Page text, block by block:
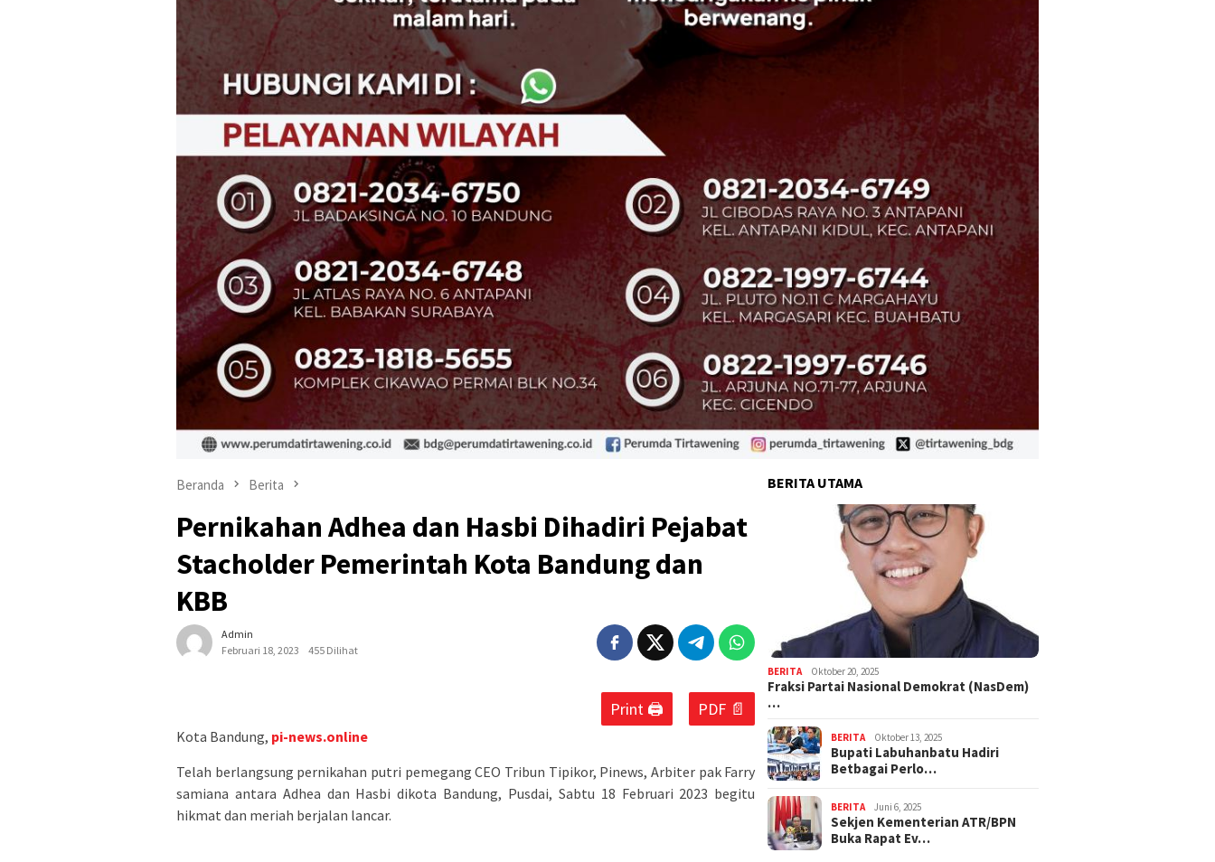
Beranda Berita
Pernikahan Adhea dan Hasbi Dihadiri Pejabat
Stacholder Pemerintah Kota Bandung dan
KBB
Admin
Februari 18, 2023
455 Dilihat
Print 🖨 PDF 📄
Kota Bandung, pi-news.online
Telah berlangsung pernikahan putri pemegang CEO Tribun Tipikor, Pinews, Arbiter pak Farry
samiana antara Adhea dan Hasbi dikota Bandung, Pusdai, Sabtu 18 Februari 2023 begitu
hikmat dan meriah berjalan lancar.
BERITA UTAMA
BERITA Oktober 20, 2025
Fraksi Partai Nasional Demokrat (NasDem)
…
BERITA Oktober 13, 2025
Bupati Labuhanbatu Hadiri
Betbagai Perlo…
BERITA Juni 6, 2025
Sekjen Kementerian ATR/BPN
Buka Rapat Ev…